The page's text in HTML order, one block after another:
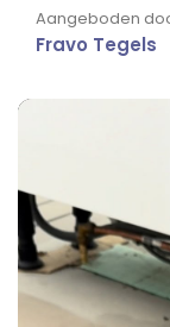
Aangeboden
Fravo Tegels